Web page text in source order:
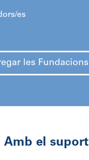
es
les
Amb el